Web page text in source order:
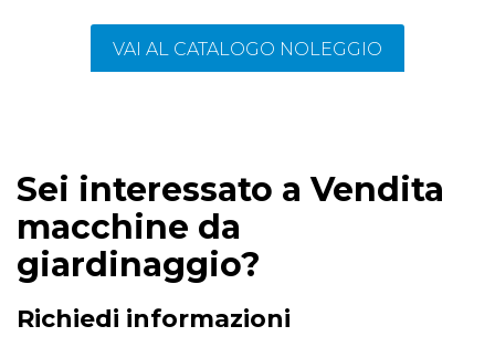
VAI AL CATALOGO NOLEGGIO
Sei interessato a Vendita
macchine da
giardinaggio?
Richiedi informazioni